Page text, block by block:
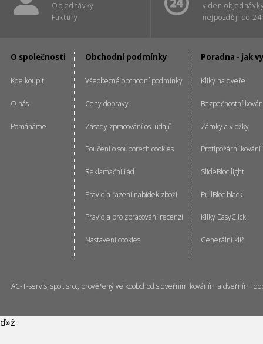
Objednávky
Faktury
v den
nejpozději do
O společnosti
Kde koupit
O nás
Pomáháme
Obchodní podmínky
Všeobecné obchodní podmínky
Ceny dopravy
Zásady zpracování os. údajů
Poučení o souborech cookies
Reklamační řád
Pravidla řazení nabídek zboží
Pravidla pro zpracování recenzí
Nastavení cookies
Poradna - jak
Kliky na dveře
Bezpečnostní
Zámky a vložky
Protipožární kování
SlideBloc light
PullBloc black
Kliky EasyClick
Generální klíč
AC-T-servis, spol. sro., prověřený velkoobchod s dveřním kováním a dveřními
ď»ż